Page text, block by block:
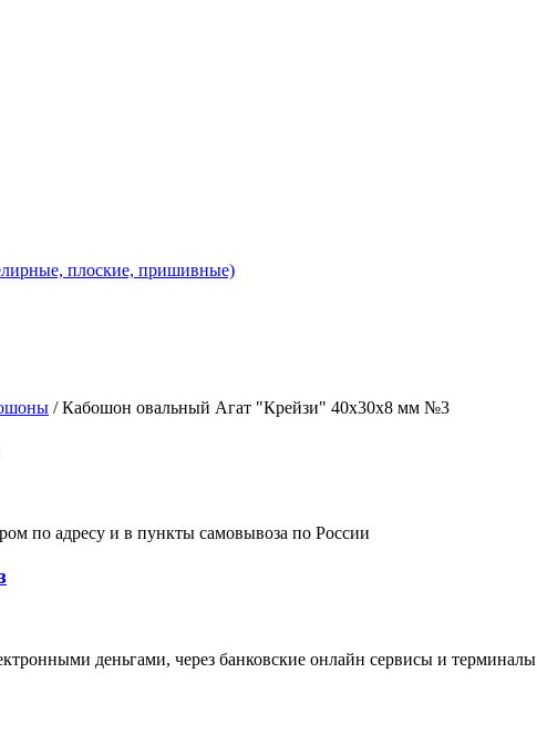
плоские, пришивные)
/ Кабошон овальный Агат "Крейзи" 40х30х8 мм №3
по адресу и в пункты самовывоза по России
деньгами, через банковские онлайн сервисы и терминалы